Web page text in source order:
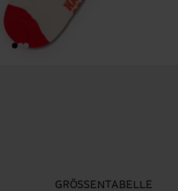
GRÖSSENTABELLE